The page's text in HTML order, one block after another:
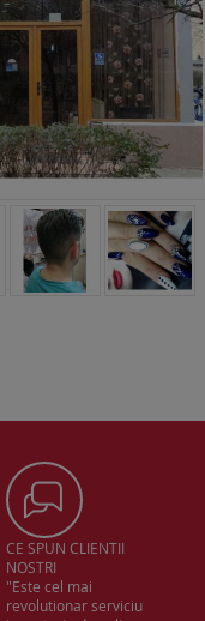
CE SPUN CLIENTII
NOSTRI
"Este cel mai
revolutionar serviciu